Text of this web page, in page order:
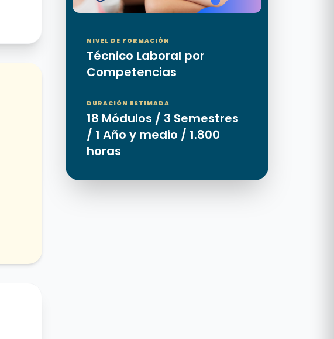
NIVEL DE FORMACIÓN
Técnico Laboral por
Competencias
DURACIÓN ESTIMADA
18 Módulos / 3 Semestres
/ 1 Año y medio / 1.800
horas